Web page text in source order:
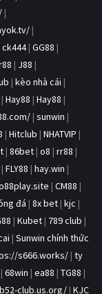
|
|
ck444| GG88 |
| J88 |
| kèo nhà cái |
| Hay88 | Hay88 |
| sunwin |
| Hitclub | NHATVIP |
| 86bet | o8 | rr88 |
| FLY88 | hay.win |
| CM88 |
đá | 8x bet | kjc |
| Kubet | 789 club |
| Sunwin chính thức
s666.works/ | ty
| 68win | ea88 | TG88 |
club.us.org/ | KJC